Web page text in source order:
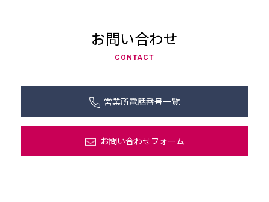
お問い合わせ
CONTACT
営業所電話番号一覧
お問い合わせフォーム